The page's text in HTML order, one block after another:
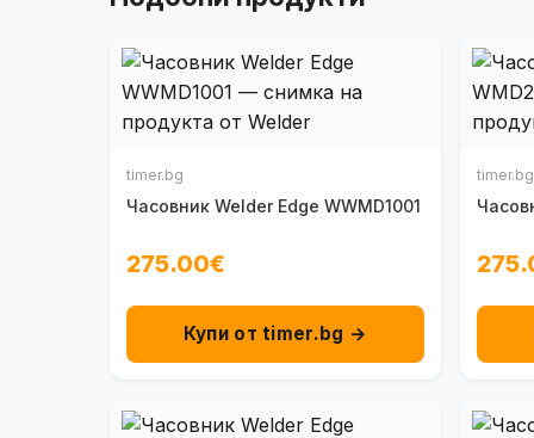
timer.bg
Часовник Welder Edge WWMD1001
275.00€
Купи от timer.bg →
timer.bg